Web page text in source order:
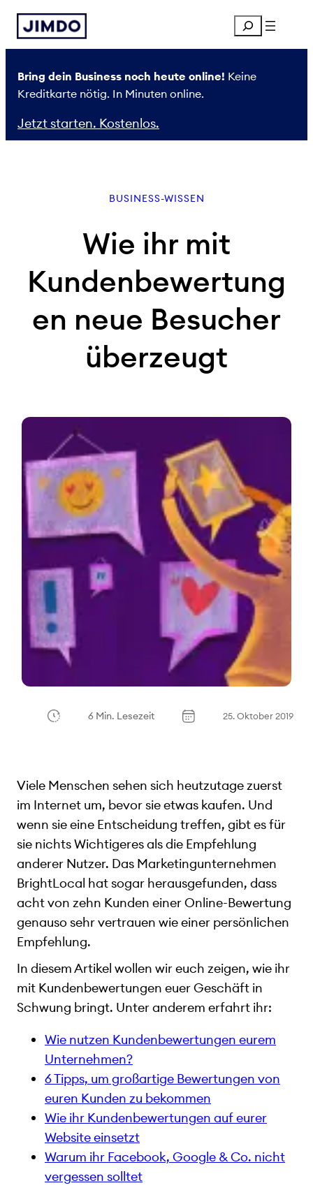
Zum
Inhalt
springen
Search
Bring dein Business noch heute online! Keine
Kreditkarte nötig. In Minuten online.
Jetzt starten. Kostenlos.
BUSINESS-WISSEN
Wie ihr mit
Kundenbewertung
en neue Besucher
überzeugt
6 Min. Lesezeit 25. Oktober 2019
Viele Menschen sehen sich heutzutage zuerst
im Internet um, bevor sie etwas kaufen. Und
wenn sie eine Entscheidung treffen, gibt es für
sie nichts Wichtigeres als die Empfehlung
anderer Nutzer. Das Marketingunternehmen
BrightLocal hat sogar herausgefunden, dass
acht von zehn Kunden einer Online-Bewertung
genauso sehr vertrauen wie einer persönlichen
Empfehlung.
In diesem Artikel wollen wir euch zeigen, wie ihr
mit Kundenbewertungen euer Geschäft in
Schwung bringt. Unter anderem erfahrt ihr:
Wie nutzen Kundenbewertungen eurem
Unternehmen?
6 Tipps, um großartige Bewertungen von
euren Kunden zu bekommen
Wie ihr Kundenbewertungen auf eurer
Website einsetzt
Warum ihr Facebook, Google & Co. nicht
vergessen solltet